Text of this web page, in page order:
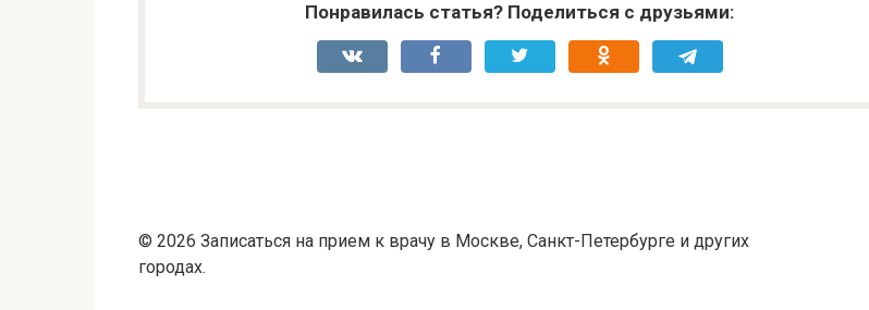
Понравилась статья? Поделиться с друзьями:
© 2026 Записаться на прием к врачу в Москве, Санкт-Петербурге и других
городах.